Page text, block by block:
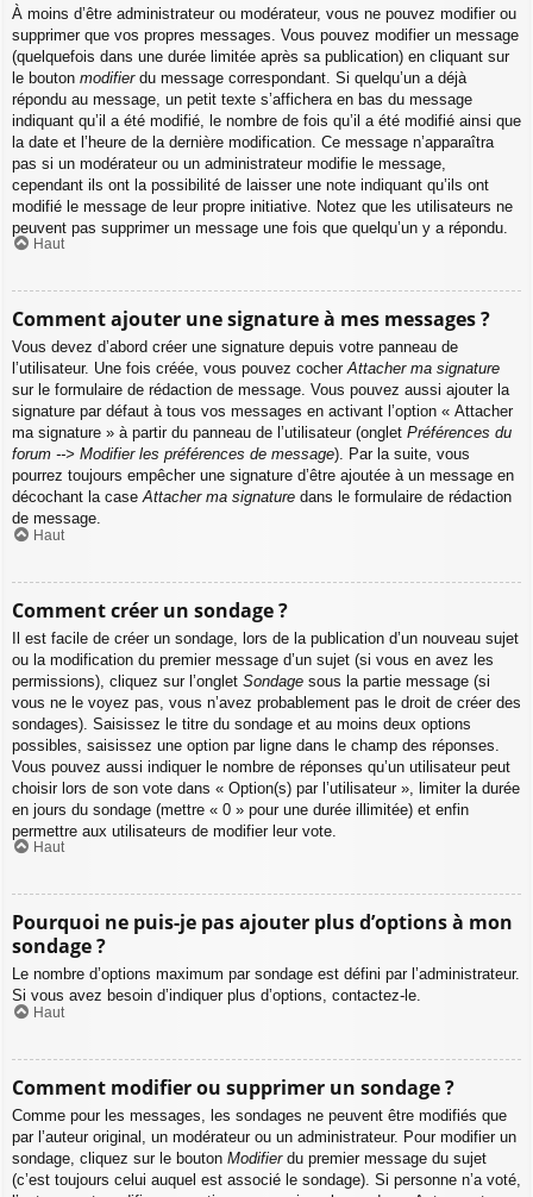
À moins d’être administrateur ou modérateur, vous ne pouvez modifier ou
supprimer que vos propres messages. Vous pouvez modifier un message
(quelquefois dans une durée limitée après sa publication) en cliquant sur
le bouton modifierdu message correspondant. Si quelqu’un a déjà
répondu au message, un petit texte s’affichera en bas du message
indiquant qu’il a été modifié, le nombre de fois qu’il a été modifié ainsi que
la date et l’heure de la dernière modification. Ce message n’apparaîtra
pas si un modérateur ou un administrateur modifie le message,
cependant ils ont la possibilité de laisser une note indiquant qu’ils ont
modifié le message de leur propre initiative. Notez que les utilisateurs ne
peuvent pas supprimer un message une fois que quelqu’un y a répondu.
Haut
Comment ajouter une signature à mes messages ?
Vous devez d’abord créer une signature depuis votre panneau de
l’utilisateur. Une fois créée, vous pouvez cocherAttacher ma signature
sur le formulaire de rédaction de message. Vous pouvez aussi ajouter la
signature par défaut à tous vos messages en activant l’option « Attacher
ma signature » à partir du panneau de l’utilisateur (onglet Préférences du
forum --> Modifier les préférences de message). Par la suite, vous
pourrez toujours empêcher une signature d’être ajoutée à un message en
décochant la caseAttacher ma signature dans le formulaire de rédaction
de message.
Haut
Comment créer un sondage ?
Il est facile de créer un sondage, lors de la publication d’un nouveau sujet
ou la modification du premier message d’un sujet (si vous en avez les
permissions), cliquez sur l’onglet Sondage sous la partie message (si
vous ne le voyez pas, vous n’avez probablement pas le droit de créer des
sondages). Saisissez le titre du sondage et au moins deux options
possibles, saisissez une option par ligne dans le champ des réponses.
Vous pouvez aussi indiquer le nombre de réponses qu’un utilisateur peut
choisir lors de son vote dans « Option(s) par l’utilisateur », limiter la durée
en jours du sondage (mettre « 0 » pour une durée illimitée) et enfin
permettre aux utilisateurs de modifier leur vote.
Haut
Pourquoi ne puis-je pas ajouter plus d’options à mon
sondage ?
Le nombre d’options maximum par sondage est défini par l’administrateur.
Si vous avez besoin d’indiquer plus d’options, contactez-le.
Haut
Comment modifier ou supprimer un sondage ?
Comme pour les messages, les sondages ne peuvent être modifiés que
par l’auteur original, un modérateur ou un administrateur. Pour modifier un
sondage, cliquez sur le bouton Modifierdu premier message du sujet
(c’est toujours celui auquel est associé le sondage). Si personne n’a voté,